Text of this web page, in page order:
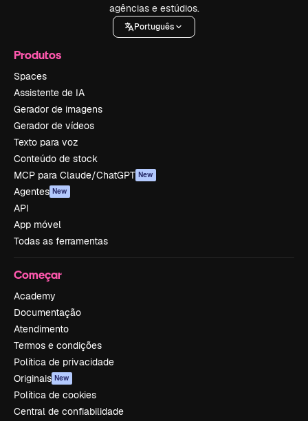
agências e estúdios.
Português
Produtos
Spaces
Assistente de IA
Gerador de imagens
Gerador de vídeos
Texto para voz
Conteúdo de stock
MCP para Claude/ChatGPT New
Agentes New
API
App móvel
Todas as ferramentas
Começar
Academy
Documentação
Atendimento
Termos e condições
Política de privacidade
Originais New
Política de cookies
Central de confiabilidade